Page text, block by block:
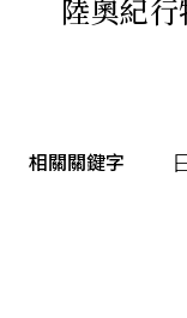
陸奧紀
相關關鍵字